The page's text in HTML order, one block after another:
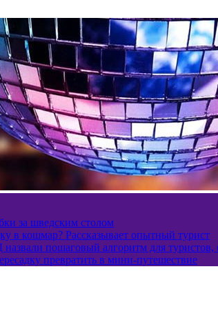
за шведским столом
в кошмар? Рассказывает опытный турист
пошаговый алгоритм для туристов,
превратить в мини-путешествие